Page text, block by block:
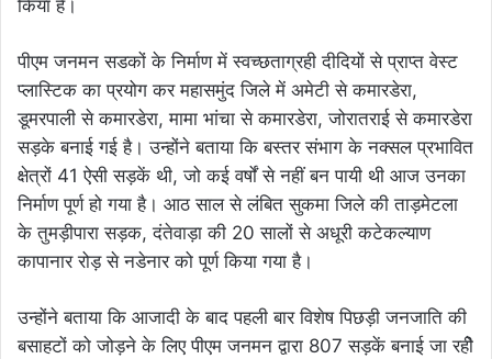
किया है।
पीएम जनमन सडकों के निर्माण में स्वच्छताग्रही दीदियों से प्राप्त वेस्ट
प्लास्टिक का प्रयोग कर महासमुंद जिले में अमेटी से कमारडेरा,
डूमरपाली से कमारडेरा, मामा भांचा से कमारडेरा, जोरातराई से कमारडेरा
सड़के बनाई गई है। उन्होंने बताया कि बस्तर संभाग के नक्सल प्रभावित
क्षेत्रों 41 ऐसी सड़कें थी, जो कई वर्षों से नहीं बन पायी थी आज उनका
निर्माण पूर्ण हो गया है। आठ साल से लंबित सुकमा जिले की ताड़मेटला
के तुमड़ीपारा सड़क, दंतेवाड़ा की 20 सालों से अधूरी कटेकल्याण
कापानार रोड़ से नडेनार को पूर्ण किया गया है।
उन्होंने बताया कि आजादी के बाद पहली बार विशेष पिछड़ी जनजाति की
बसाहटों को जोड़ने के लिए पीएम जनमन द्वारा 807 सड़कें बनाई जा रहीे